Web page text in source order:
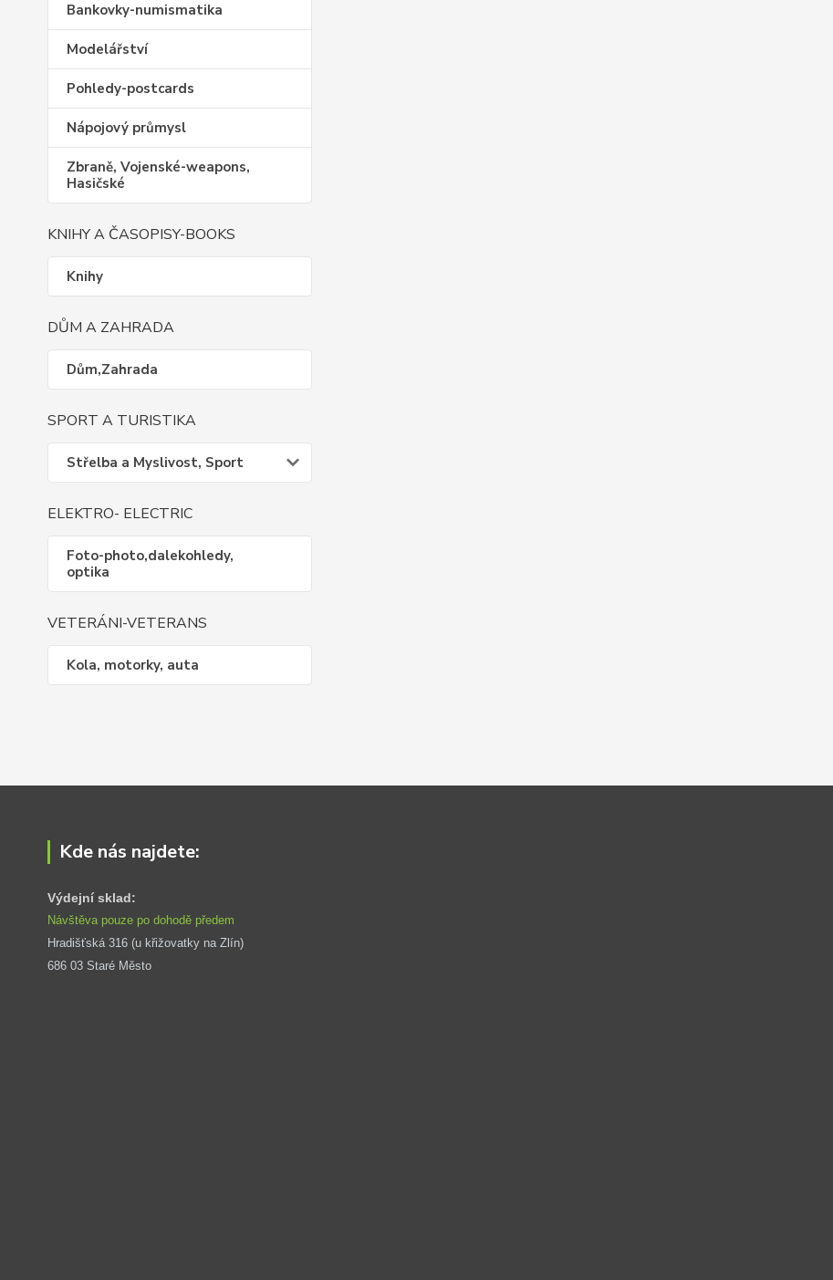
Bankovky-numismatika
Modelářství
Pohledy-postcards
Nápojový průmysl
Zbraně, Vojenské-weapons,
Hasičské
KNIHY A ČASOPISY-BOOKS
Knihy
DŮM A ZAHRADA
Dům,Zahrada
SPORT A TURISTIKA
Střelba a Myslivost, Sport
ELEKTRO- ELECTRIC
Foto-photo,dalekohledy,
optika
VETERÁNI-VETERANS
Kola, motorky, auta
Kde nás najdete:
Výdejní sklad:
Návštěva pouze po dohodě předem
Hradišťská 316 (u křižovatky na Zlín)
686 03 Staré Město